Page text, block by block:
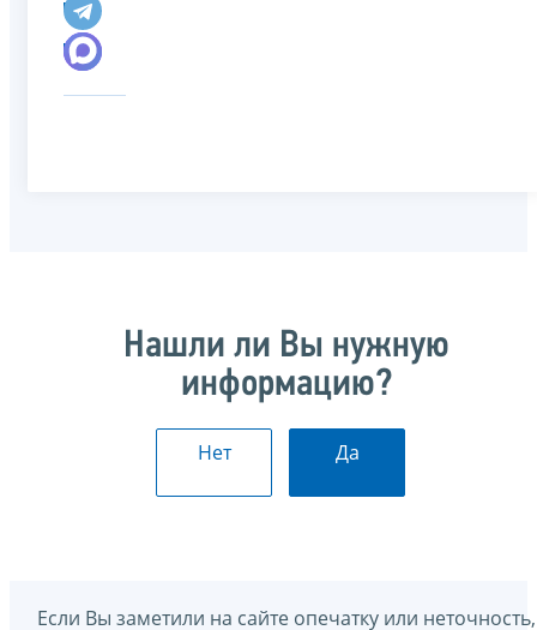
Нашли ли Вы нужную
информацию?
Нет Да
Если Вы заметили на сайте опечатку или неточность,